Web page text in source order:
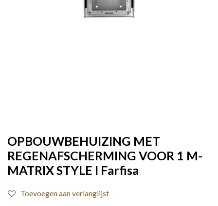
OPBOUWBEHUIZING MET
REGENAFSCHERMING VOOR 1 M-
MATRIX STYLE I Farfisa
Toevoegen aan verlanglijst